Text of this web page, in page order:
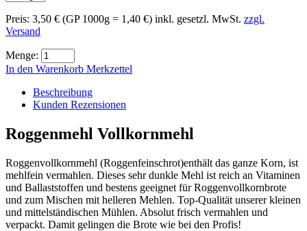
Preis: 3,50 € (GP 1000g = 1,40 €) inkl. gesetzl. MwSt. zzgl.
Versand
Menge:
In den Warenkorb Merkzettel
Beschreibung
Kunden Rezensionen
Roggenmehl Vollkornmehl
Roggenvollkornmehl (Roggenfeinschrot)enthält das ganze Korn, ist
mehlfein vermahlen. Dieses sehr dunkle Mehl ist reich an Vitaminen
und Ballaststoffen und bestens geeignet für Roggenvollkornbrote
und zum Mischen mit helleren Mehlen. Top-Qualität unserer kleinen
und mittelständischen Mühlen. Absolut frisch vermahlen und
verpackt. Damit gelingen die Brote wie bei den Profis!